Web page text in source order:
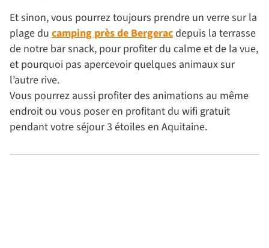
Et sinon, vous pourrez toujours prendre un verre sur la
plage du camping près de Bergeracdepuis la terrasse
de notre bar snack, pour profiter du calme et de la vue,
et pourquoi pas apercevoir quelques animaux sur
l’autre rive.
Vous pourrez aussi profiter des animations au même
endroit ou vous poser en profitant du wifi gratuit
pendant votre séjour 3 étoiles en Aquitaine.